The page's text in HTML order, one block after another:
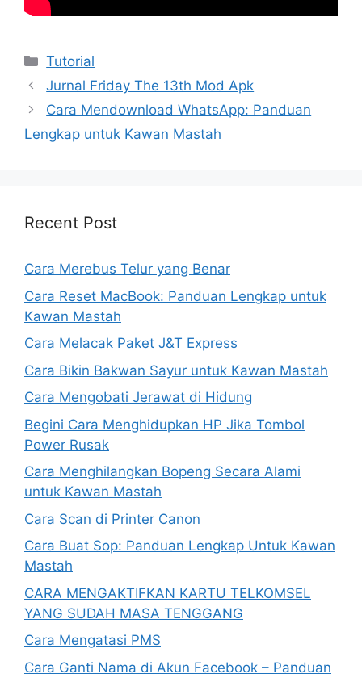
Kategori
Tutorial
Jurnal Friday The 13th Mod Apk
Cara Mendownload WhatsApp: Panduan
Lengkap untuk Kawan Mastah
Recent Post
Cara Merebus Telur yang Benar
Cara Reset MacBook: Panduan Lengkap untuk
Kawan Mastah
Cara Melacak Paket J&T Express
Cara Bikin Bakwan Sayur untuk Kawan Mastah
Cara Mengobati Jerawat di Hidung
Begini Cara Menghidupkan HP Jika Tombol
Power Rusak
Cara Menghilangkan Bopeng Secara Alami
untuk Kawan Mastah
Cara Scan di Printer Canon
Cara Buat Sop: Panduan Lengkap Untuk Kawan
Mastah
CARA MENGAKTIFKAN KARTU TELKOMSEL
YANG SUDAH MASA TENGGANG
Cara Mengatasi PMS
Cara Ganti Nama di Akun Facebook – Panduan